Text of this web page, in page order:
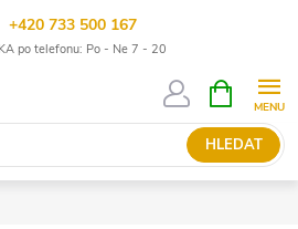
+420 733 500 167
po telefonu: Po - Ne 7 - 20
HLEDAT
NÁKUPNÍ
KOŠÍK